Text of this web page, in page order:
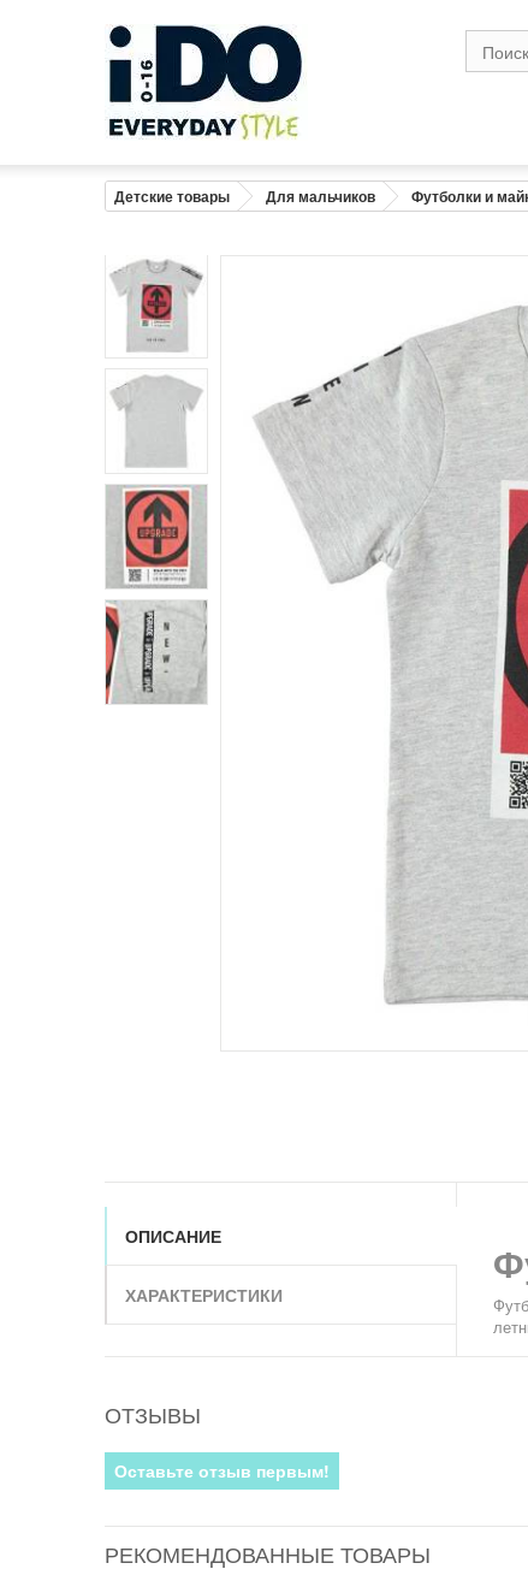
Детские товары Для мальчиков Футболки и
Возраст 0-1
Рост (см)
4,2
Предупреждение : размеры тела, а не
ОПИСАНИЕ
ХАРАКТЕРИСТИКИ
ОТЗЫВЫ
Оставьте отзыв первым!
РЕКОМЕНДОВАННЫЕ ТОВАРЫ